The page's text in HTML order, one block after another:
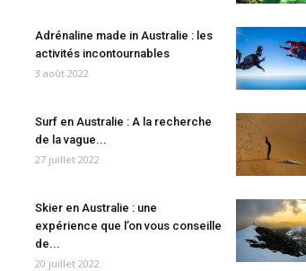
Adrénaline made in Australie : les
activités incontournables
3 août 2022
Surf en Australie : A la recherche
de la vague...
27 juillet 2022
Skier en Australie : une
expérience que l’on vous conseille
de...
20 juillet 2022